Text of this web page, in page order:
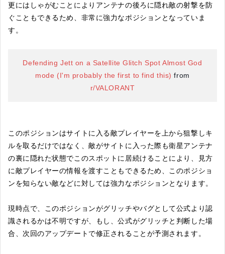
更にはしゃがむことによりアンテナの後ろに隠れ敵の射撃を防
ぐこともできるため、非常に強力なポジションとなっていま
す。
Defending Jett on a Satellite Glitch Spot Almost God
mode (I'm probably the first to find this) from
r/VALORANT
このポジションはサイトに入る敵プレイヤーを上から狙撃しキ
ルを取るだけではなく、敵がサイトに入った際も衛星アンテナ
の裏に隠れた状態でこのスポットに居続けることにより、見方
に敵プレイヤーの情報を渡すこともできるため、このポジショ
ンを知らない敵などに対しては強力なポジションとなります。
現時点で、このポジションがグリッチやバグとして公式より認
識されるかは不明ですが、もし、公式がグリッチと判断した場
合、次回のアップデートで修正されることが予測されます。